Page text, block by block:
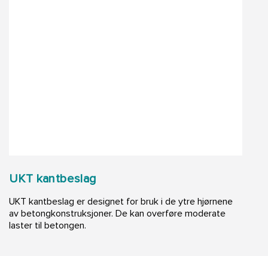
UKT kantbeslag
UKT kantbeslag er designet for bruk i de ytre hjørnene
av betongkonstruksjoner. De kan overføre moderate
laster til betongen.